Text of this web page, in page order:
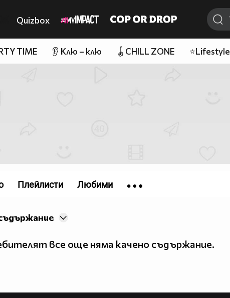
Quizbox
TIME 👂 Клю – клю 🪀CHILL ZONE ⭐Lifestyle
все още няма качено съдържание.
Плейлисти Любими